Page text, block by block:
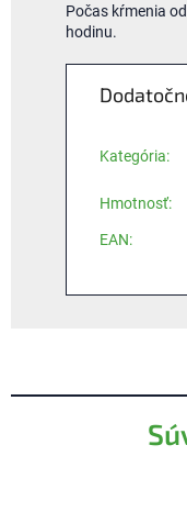
Počas kŕmenia
hodinu.
Kategória:
Hmotnosť:
EAN: